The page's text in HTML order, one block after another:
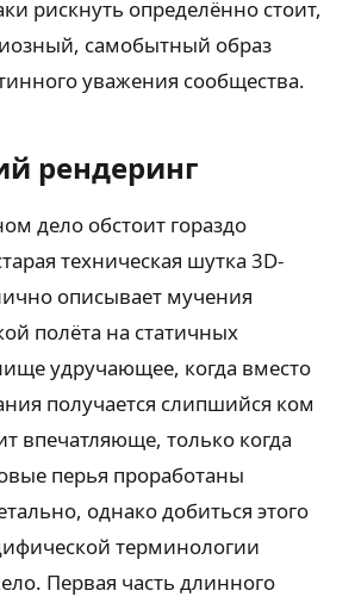
рискнуть определённо стоит,
самобытный образ
уважения сообщества.
рендеринг
дело обстоит гораздо
техническая шутка 3D-
описывает мучения
полёта на статичных
удручающее, когда вместо
получается слипшийся ком
впечатляюще, только когда
перья проработаны
однако добиться этого
терминологии
Первая часть длинного